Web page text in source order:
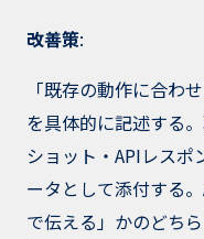
改善策:
「既存の動作に合わ
を具体的に記述する
ショット・APIレス
ータとして添付する
で伝える」かのどち